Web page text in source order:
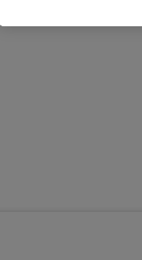
Kaufverhalten in den
genauen
Hierzu wird von uns